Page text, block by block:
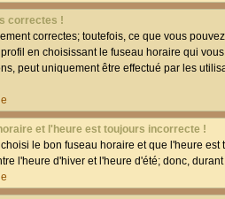
correctes !
correctes; toutefois, ce que vous
en choisissant le fuseau horaire qui
peut uniquement être effectué par les
et l'heure est toujours incorrecte !
le bon fuseau horaire et que l'heure
l'heure d'hiver et l'heure d'été; donc,